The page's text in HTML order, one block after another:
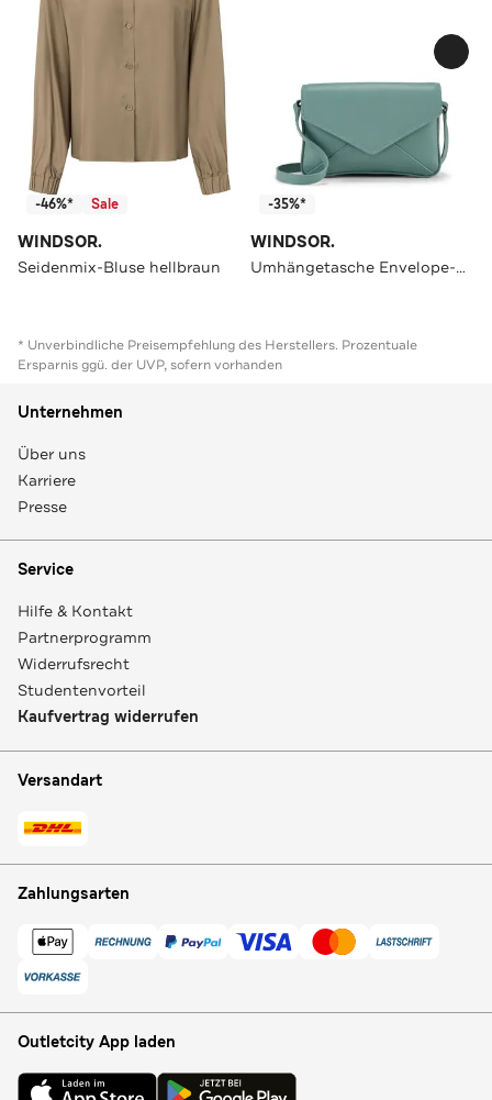
-46%* Sale
WINDSOR.
Seidenmix-Bluse hellbraun
-35%*
WINDSOR.
Umhängetasche Envelope-Bag aus Nappaleder in Dunkelgrau hellblau
* Unverbindliche Preisempfehlung des Herstellers. Prozentuale
Ersparnis ggü. der UVP, sofern vorhanden
Unternehmen
Über uns
Karriere
Presse
Service
Hilfe & Kontakt
Partnerprogramm
Widerrufsrecht
Studentenvorteil
Kaufvertrag widerrufen
Versandart
Zahlungsarten
Outletcity App laden